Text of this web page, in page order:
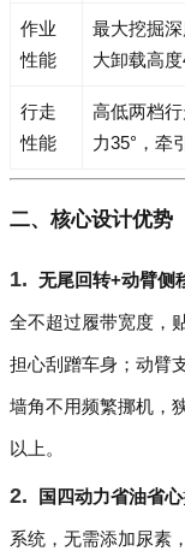
作业
性能
最大挖掘
大卸载高
行走
性能
高低两档
力35°，牵
二、核心设计优势
无尾回转+动臂侧
全不超过履带宽度，
担心刮蹭车身；动臂
墙角不用频繁挪机，
以上。
国四动力省油省心
系统，无需添加尿素